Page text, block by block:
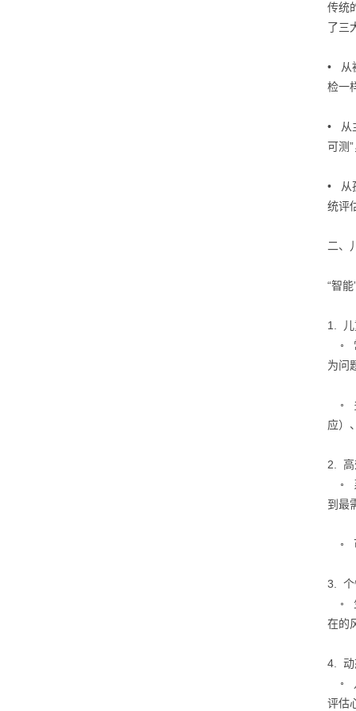
传统
了三
• 从
检一
• 从
可测
• 从
统评
二、
“智
1.
◦
为问
◦
应）
2. 高
◦
到最
◦
3. 个
◦
在的
4. 动
◦
评估